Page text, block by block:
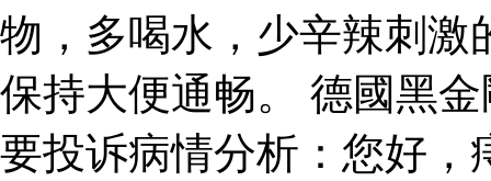
物，多喝水，少辛辣刺激
保持大便通畅。 德國黑
要投诉病情分析：您好，